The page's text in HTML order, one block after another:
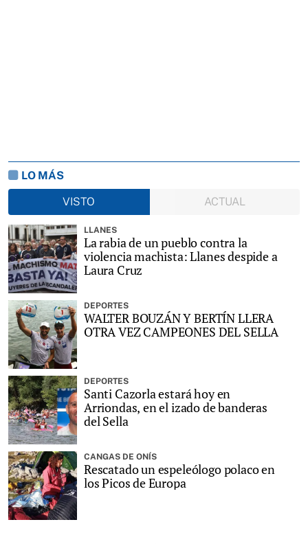
LO MÁS
VISTO
ACTUAL
LLANES
La rabia de un pueblo contra la
violencia machista: Llanes despide a
Laura Cruz
DEPORTES
WALTER BOUZÁN Y BERTÍN LLERA
OTRA VEZ CAMPEONES DEL SELLA
DEPORTES
Santi Cazorla estará hoy en
Arriondas, en el izado de banderas
del Sella
CANGAS DE ONÍS
Rescatado un espeleólogo polaco en
los Picos de Europa